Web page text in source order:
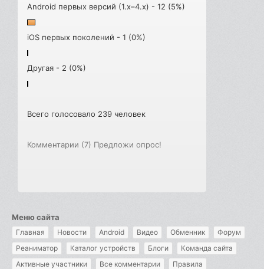
Android первых версий (1.x–4.x) - 12 (5%)
iOS первых поколений - 1 (0%)
Другая - 2 (0%)
Всего голосовало 239 человек
Комментарии (7) Предложи опрос!
Меню сайта
Главная Новости Android Видео Обменник
Форум
Реаниматор
Каталог устройств Блоги
Команда сайта
Активные участники
Все комментарии Правила